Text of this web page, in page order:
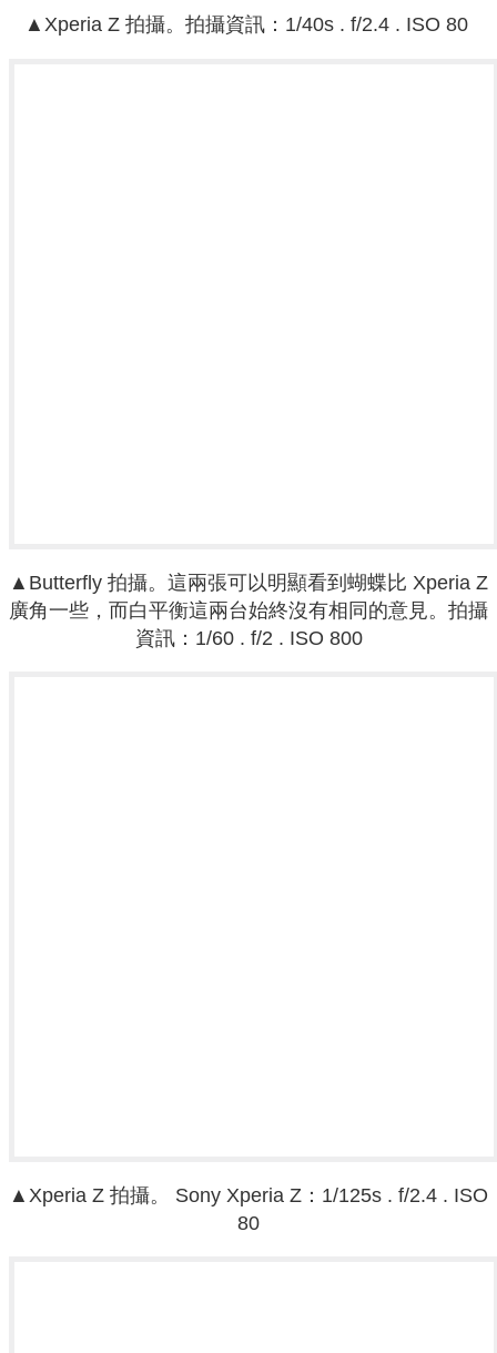
▲ Xperia Z拍攝。 拍攝資訊： 1/40s . f/2.4 . ISO 80
▲ Butterfly 拍攝。 這兩張可以明顯看到蝴蝶比 Xperia Z
廣角一些，而白平衡這兩台始終沒有相同的意見。 拍攝
資訊： 1/60 . f/2 . ISO 800
▲ Xperia Z 拍攝。 Sony Xperia Z： 1/125s . f/2.4 . ISO
80